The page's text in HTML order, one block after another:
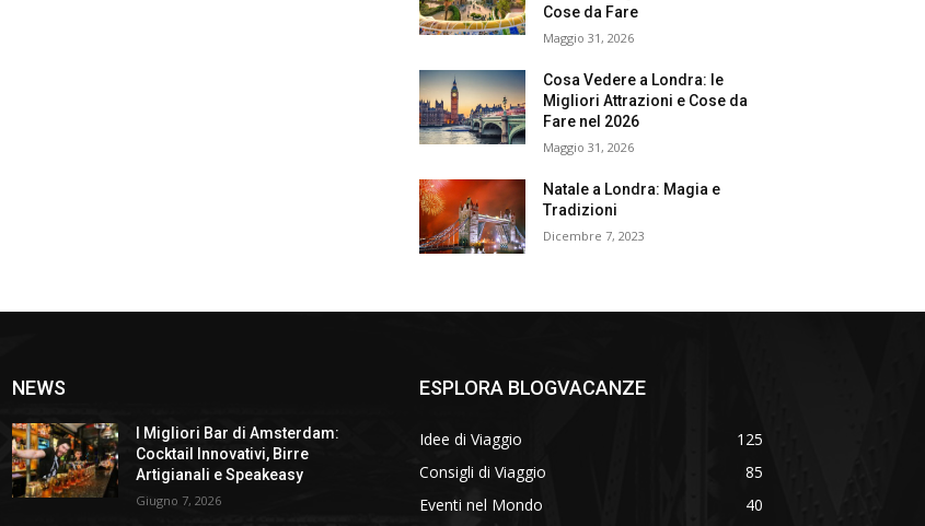
Cose da Fare
Maggio 31, 2026
Cosa Vedere a Londra: le
Migliori Attrazioni e Cose da
Fare nel 2026
Maggio 31, 2026
Natale a Londra: Magia e
Tradizioni
Dicembre 7, 2023
NEWS
I Migliori Bar di Amsterdam:
Cocktail Innovativi, Birre
Artigianali e Speakeasy
Giugno 7, 2026
ESPLORA BLOGVACANZE
Idee di Viaggio
125
Consigli di Viaggio
85
Eventi nel Mondo
40